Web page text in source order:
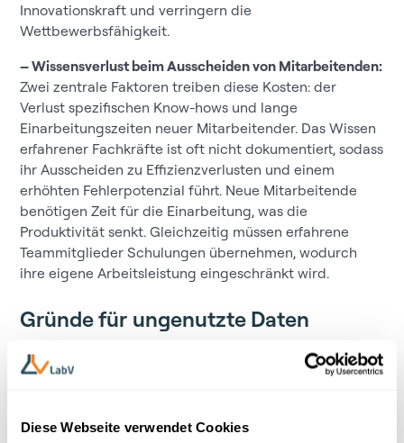
Diese Webseite verwendet Cookies
Innovationskraft und verringern die
Wettbewerbsfähigkeit.
– Wissensverlust beim Ausscheiden von Mitarbeitenden:
Zwei zentrale Faktoren treiben diese Kosten: der
Verlust spezifischen Know-hows und lange
Einarbeitungszeiten neuer Mitarbeitender. Das Wissen
erfahrener Fachkräfte ist oft nicht dokumentiert, sodass
ihr Ausscheiden zu Effizienzverlusten und einem
erhöhten Fehlerpotenzial führt. Neue Mitarbeitende
benötigen Zeit für die Einarbeitung, was die
Produktivität senkt. Gleichzeitig müssen erfahrene
Teammitglieder Schulungen übernehmen, wodurch
ihre eigene Arbeitsleistung eingeschränkt wird.
Gründe für ungenutzte Daten
Kritisches Wissen und wichtige Daten bleiben im
Unternehmen also oft ungenutzt, weil sie: